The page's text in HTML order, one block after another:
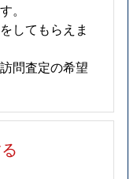
。
してもらえま
問査定の希望